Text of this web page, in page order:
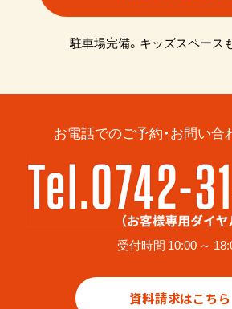
駐車場完備。キッズスペース
お電話でのご予約・お問い合
受付時間 10:00 ～
資料請求はこちら